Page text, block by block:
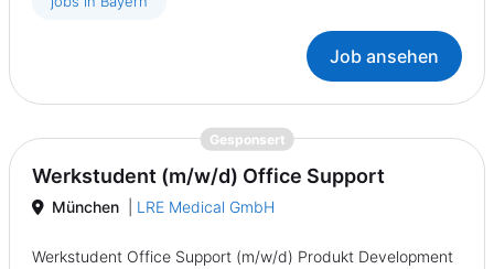
Job ansehen
Gesponsert{prompt.job}
Werkstudent (m/w/d) Office Support
München LRE Medical GmbH
Werkstudent Office Support (m/w/d) Produkt Development